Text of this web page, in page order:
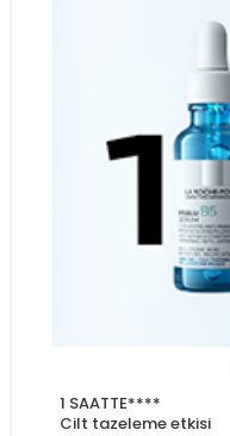
1 SAATTE****
Cilt tazeleme etkisi